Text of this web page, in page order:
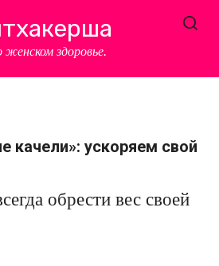
женском здоровье.
качели»: ускоряем свой
обрести вес своей